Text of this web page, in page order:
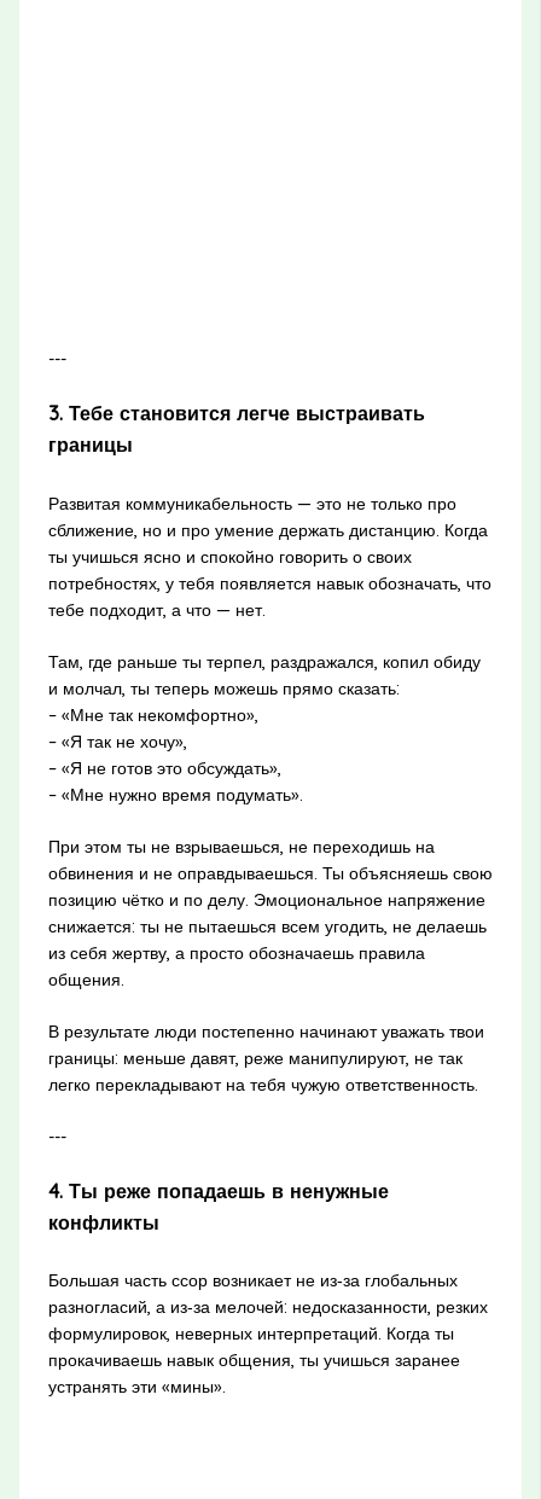
---
3. Тебе становится легче выстраивать
границы
Развитая коммуникабельность — это не только про
сближение, но и про умение держать дистанцию. Когда
ты учишься ясно и спокойно говорить о своих
потребностях, у тебя появляется навык обозначать, что
тебе подходит, а что — нет.
Там, где раньше ты терпел, раздражался, копил обиду
и молчал, ты теперь можешь прямо сказать:
– «Мне так некомфортно»,
– «Я так не хочу»,
– «Я не готов это обсуждать»,
– «Мне нужно время подумать».
При этом ты не взрываешься, не переходишь на
обвинения и не оправдываешься. Ты объясняешь свою
позицию чётко и по делу. Эмоциональное напряжение
снижается: ты не пытаешься всем угодить, не делаешь
из себя жертву, а просто обозначаешь правила
общения.
В результате люди постепенно начинают уважать твои
границы: меньше давят, реже манипулируют, не так
легко перекладывают на тебя чужую ответственность.
---
4. Ты реже попадаешь в ненужные
конфликты
Большая часть ссор возникает не из‑за глобальных
разногласий, а из‑за мелочей: недосказанности, резких
формулировок, неверных интерпретаций. Когда ты
прокачиваешь навык общения, ты учишься заранее
устранять эти «мины».